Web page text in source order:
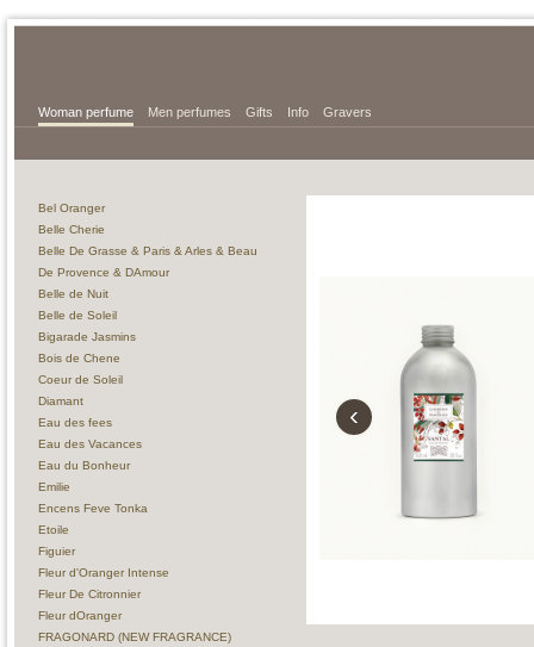
Woman perfume Men perfumes Gifts Info Gravers
Bel Oranger
Belle Cherie
Belle De Grasse & Paris & Arles & Beau
De Provence & DAmour
Belle de Nuit
Belle de Soleil
Bigarade Jasmins
Bois de Chene
Coeur de Soleil
Diamant
Eau des fees
Eau des Vacances
Eau du Bonheur
Emilie
Encens Feve Tonka
Etoile
Figuier
Fleur d'Oranger Intense
Fleur De Citronnier
Fleur dOranger
FRAGONARD (NEW FRAGRANCE)
‹